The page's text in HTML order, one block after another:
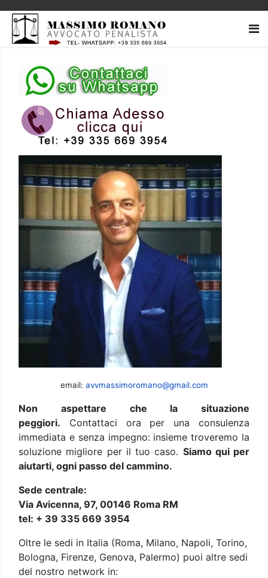
email: avvmassimoromano@gmail.com
Non aspettare che la situazione
peggiori. Contattaci ora per una consulenza
immediata e senza impegno: insieme troveremo la
soluzione migliore per il tuo caso. Siamo qui per
aiutarti, ogni passo del cammino.
Sede centrale:
Via Avicenna, 97, 00146 Roma RM
tel: + 39 335 669 3954
Oltre le sedi in Italia (Roma, Milano, Napoli, Torino,
Bologna, Firenze, Genova, Palermo) puoi altre sedi
del nostro network in: